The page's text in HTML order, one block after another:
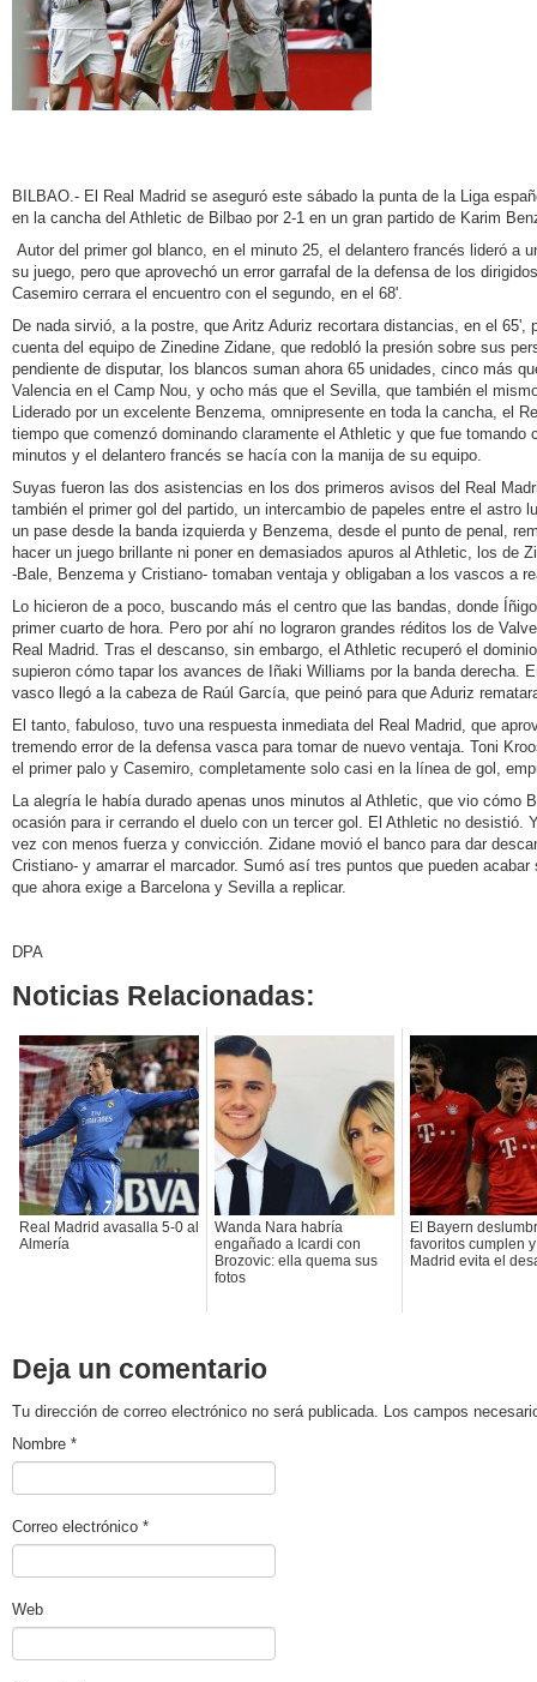
BILBAO.- El Real Madrid se aseguró este sábado la punta de la Liga
en la cancha del Athletic de Bilbao por 2-1 en un gran partido de Karim
Autor del primer gol blanco, en el minuto 25, el delantero francés lideró a
su juego, pero que aprovechó un error garrafal de la defensa de los
Casemiro cerrara el encuentro con el segundo, en el 68'.
De nada sirvió, a la postre, que Aritz Aduriz recortara distancias, en el
cuenta del equipo de Zinedine Zidane, que redobló la presión sobre sus
pendiente de disputar, los blancos suman ahora 65 unidades, cinco más
Valencia en el Camp Nou, y ocho más que el Sevilla, que también el
Liderado por un excelente Benzema, omnipresente en toda la cancha, el
tiempo que comenzó dominando claramente el Athletic y que fue tomando
minutos y el delantero francés se hacía con la manija de su equipo.
Suyas fueron las dos asistencias en los dos primeros avisos del Real
también el primer gol del partido, un intercambio de papeles entre el astro
un pase desde la banda izquierda y Benzema, desde el punto de penal,
hacer un juego brillante ni poner en demasiados apuros al Athletic, los de
-Bale, Benzema y Cristiano- tomaban ventaja y obligaban a los vascos a
Lo hicieron de a poco, buscando más el centro que las bandas, donde
primer cuarto de hora. Pero por ahí no lograron grandes réditos los de
Real Madrid. Tras el descanso, sin embargo, el Athletic recuperó el
supieron cómo tapar los avances de Iñaki Williams por la banda derecha.
vasco llegó a la cabeza de Raúl García, que peinó para que Aduriz
El tanto, fabuloso, tuvo una respuesta inmediata del Real Madrid, que
tremendo error de la defensa vasca para tomar de nuevo ventaja. Toni
el primer palo y Casemiro, completamente solo casi en la línea de gol,
La alegría le había durado apenas unos minutos al Athletic, que vio cómo
ocasión para ir cerrando el duelo con un tercer gol. El Athletic no desistió.
vez con menos fuerza y convicción. Zidane movió el banco para dar
Cristiano- y amarrar el marcador. Sumó así tres puntos que pueden
que ahora exige a Barcelona y Sevilla a replicar.
DPA
Noticias Relacionadas:
Real Madrid avasalla 5-0 al
Almería
Wanda Nara habría
engañado a Icardi con
Brozovic: ella quema sus
fotos
El Bayern
favoritos cumplen
Madrid evita el
Deja un comentario
Tu dirección de correo electrónico no será publicada. Los campos
Nombre *
Correo electrónico *
Web